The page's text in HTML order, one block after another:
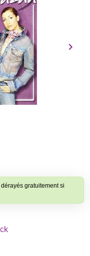
gratuitement si